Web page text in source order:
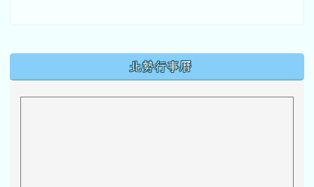
北勢行事曆